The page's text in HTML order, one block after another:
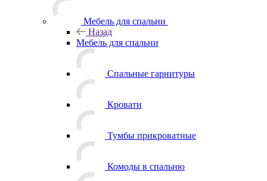
Мебель для спальни
Назад
Мебель для спальни
Спальные гарнитуры
Кровати
Тумбы прикроватные
Комоды в спальню